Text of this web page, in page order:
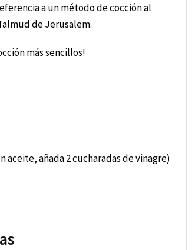
a un método de cocción al
de Jerusalem.
más sencillos!
aceite, añada 2 cucharadas de vinagre)